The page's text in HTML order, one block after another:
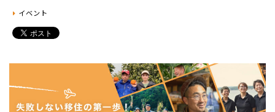
市町村を探す
移住者インタビュー
イベント